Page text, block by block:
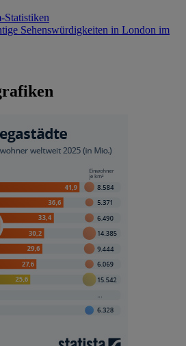
Statistiken
Sehenswürdigkeiten in London im